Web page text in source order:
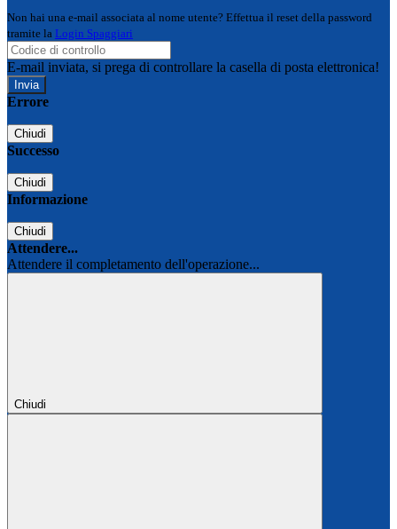
Non hai una e-mail associata al nome utente? Effettua il reset della password
tramite la Login Spaggiari
E-mail inviata, si prega di controllare la casella di posta elettronica!
Errore
Chiudi
Successo
Chiudi
Informazione
Chiudi
Attendere...
Attendere il completamento dell'operazione...
Chiudi